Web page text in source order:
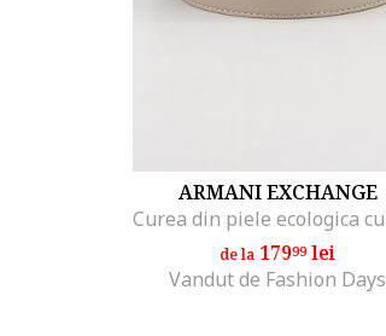
ARMANI EXCHANGE
de la 17999lei
Vandut de Fashion Days